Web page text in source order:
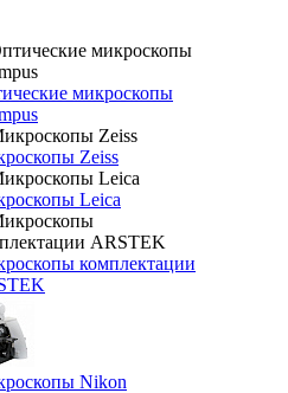
микроскопы
Zeiss
Leica
комплектации
Nikon